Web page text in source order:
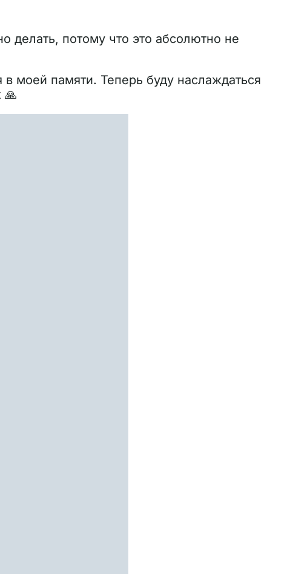
делать, потому что это абсолютно не
моей памяти. Теперь буду наслаждаться
🙏